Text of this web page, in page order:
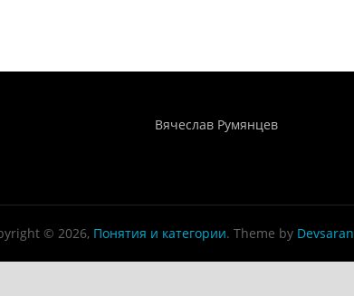
Вячеслав Румянцев
© 2026, Понятия и категории. Theme by Devsaran